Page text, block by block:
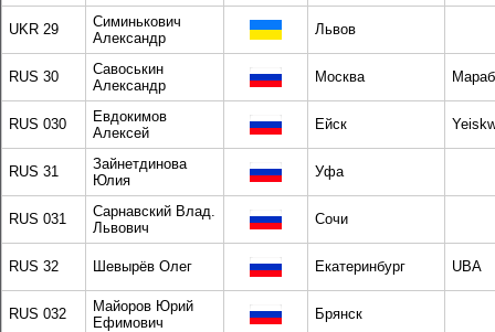
UKR 29
Симинькович
Александр
Львов
RUS 30
Савоськин
Александр
Москва
RUS 030
Евдокимов
Алексей
Ейск
RUS 31
Зайнетдинова
Юлия
Уфа
RUS 031
Сарнавский Влад.
Львович
Сочи
RUS 32 Шевырёв Олег Екатеринбург UBA
RUS 032
Майоров Юрий
Ефимович
Брянск